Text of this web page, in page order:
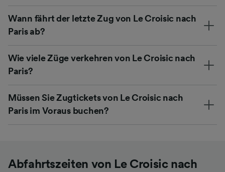
Wann fährt der letzte Zug von Le Croisic nach
Paris ab?
Wie viele Züge verkehren von Le Croisic nach
Paris?
Müssen Sie Zugtickets von Le Croisic nach
Paris im Voraus buchen?
Abfahrtszeiten von Le Croisic nach